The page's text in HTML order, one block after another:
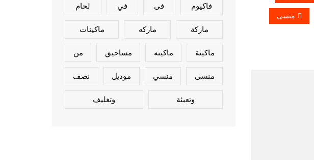
منسى
فاكيوم فى في لحام
ماركة ماركه ماكينات
ماكينة ماكينه مساحيق من
منسى منسي موديل نصف
وتعبئة وتغليف